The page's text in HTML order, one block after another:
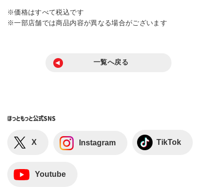
※価格はすべて税込です
※一部店舗では商品内容が異なる場合がございます
一覧へ戻る
ほっともっと公式SNS
X Instagram TikTok
Youtube